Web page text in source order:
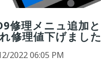
修理メニュ追加
修理値下げました
2022 06:05 PM